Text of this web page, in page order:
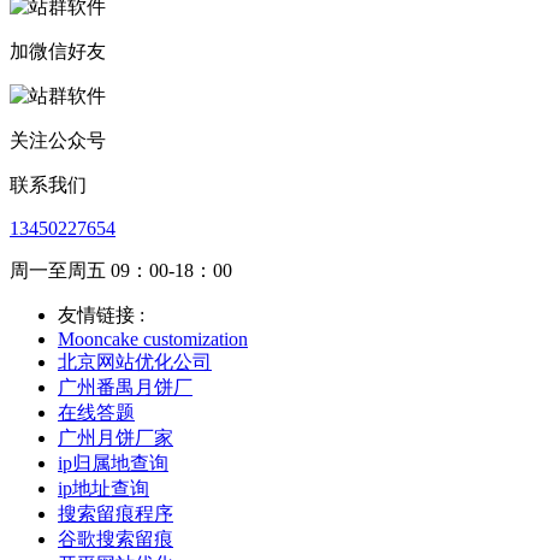
加微信好友
关注公众号
联系我们
13450227654
周一至周五 09：00-18：00
友情链接 :
Mooncake customization
北京网站优化公司
广州番禺月饼厂
在线答题
广州月饼厂家
ip归属地查询
ip地址查询
搜索留痕程序
谷歌搜索留痕